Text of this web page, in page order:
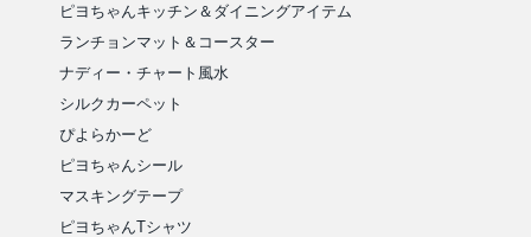
ピヨちゃんキッチン＆ダイニングアイテム
ランチョンマット＆コースター
ナディー・チャート風水
シルクカーペット
ぴよらかーど
ピヨちゃんシール
マスキングテープ
ピヨちゃんTシャツ